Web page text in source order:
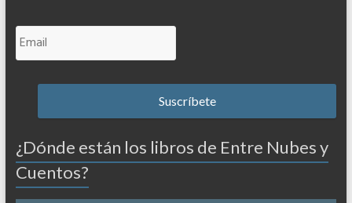
¿Dónde están los libros de Entre Nubes y
Cuentos?